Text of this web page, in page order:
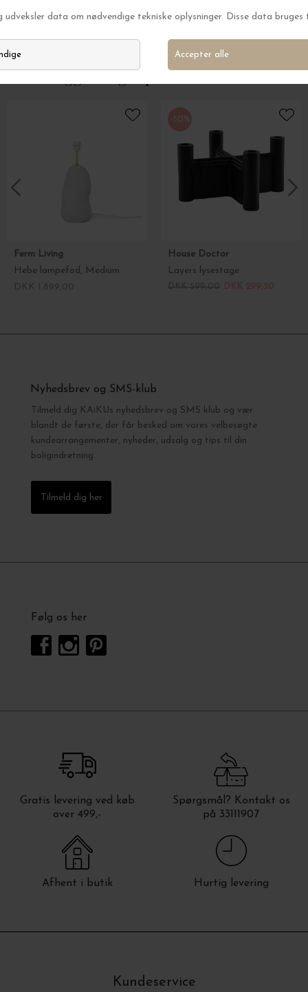
Elysia Candelaber - Børstet rustfrit stål
Lysestage Gradia
Andre kiggede også på
Ferm Living
Hebe lampefod, Medium
-50%
House Doctor
Layers lysestage
Nyhedsbrev og SMS-klub
Tilmeld dig KAiKUs nyhedsbrev og SMS klub og vær
blandt de første, der får besked om vores velbesøgte
kundearrangementer, nyheder, udsalg og tips til din
boligindretning.
Tilmeld dig her
Følg os her
Gratis levering ved køb
over 499,-
Spørgsmål? Kontakt os
på 33111907
Afhent i butik Hurtig levering
Kundeservice